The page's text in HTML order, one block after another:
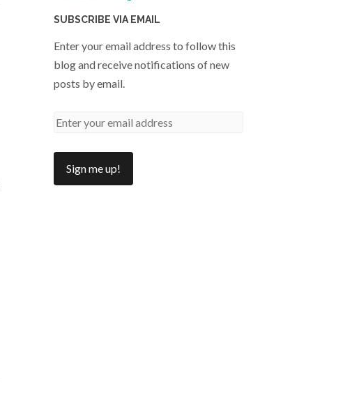
SUBSCRIBE VIA EMAIL
Enter your email address to follow this
blog and receive notifications of new
posts by email.